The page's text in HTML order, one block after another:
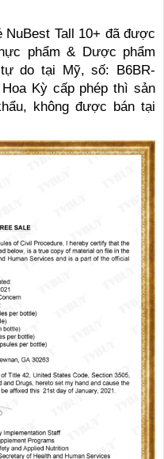
Tall 10+ đã được
phẩm & Dược phẩm
do tại Mỹ, số: B6BR-
Kỳ cấp phép thì sản
không được bán tại